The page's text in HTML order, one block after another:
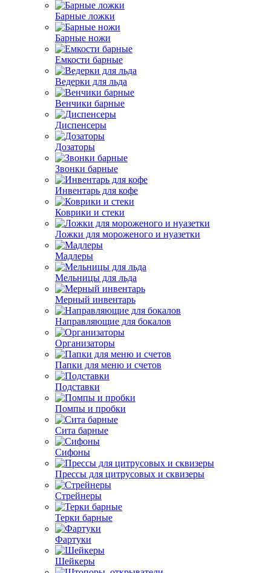
Барные ложки
Барные ножи
Емкости барные
Ведерки для льда
Венчики барные
Диспенсеры
Дозаторы
Звонки барные
Инвентарь для кофе
Коврики и стеки
Ложки для мороженого и нуазетки
Мадлеры
Мельницы для льда
Мерный инвентарь
Направляющие для бокалов
Организаторы
Папки для меню и счетов
Подставки
Помпы и пробки
Сита барные
Сифоны
Прессы для цитрусовых и сквизеры
Стрейнеры
Терки барные
Фартуки
Шейкеры